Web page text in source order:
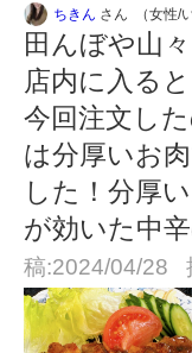
ちきん さん （女性/
田んぼや山
店内に入る
今回注文し
は分厚いお
した！分厚
が効いた中
稿:2024/04/28